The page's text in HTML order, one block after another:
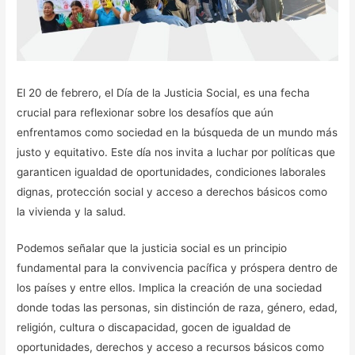
El 20 de febrero, el Día de la Justicia Social, es una fecha
crucial para reflexionar sobre los desafíos que aún
enfrentamos como sociedad en la búsqueda de un mundo más
justo y equitativo. Este día nos invita a luchar por políticas que
garanticen igualdad de oportunidades, condiciones laborales
dignas, protección social y acceso a derechos básicos como
la vivienda y la salud.
Podemos señalar que la justicia social es un principio
fundamental para la convivencia pacífica y próspera dentro de
los países y entre ellos. Implica la creación de una sociedad
donde todas las personas, sin distinción de raza, género, edad,
religión, cultura o discapacidad, gocen de igualdad de
oportunidades, derechos y acceso a recursos básicos como